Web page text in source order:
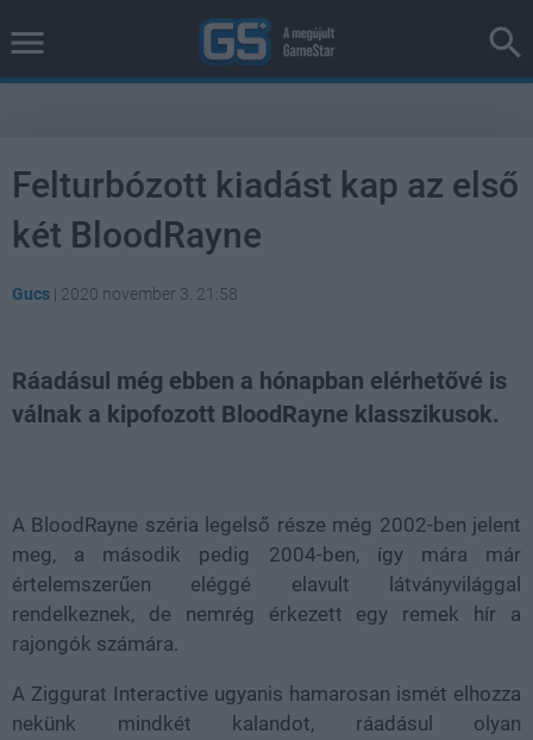
Felturbózott kiadást kap az első
két BloodRayne
Gucs | 2020 november 3. 21:58
Ráadásul még ebben a hónapban elérhetővé is
válnak a kipofozott BloodRayne klasszikusok.
A BloodRayne széria legelső része még 2002-ben jelent
meg, a második pedig 2004-ben, így mára már
értelemszerűen eléggé elavult látványvilággal
rendelkeznek, de nemrég érkezett egy remek hír a
rajongók számára.
A Ziggurat Interactive ugyanis hamarosan ismét elhozza
nekünk mindkét kalandot, ráadásul olyan